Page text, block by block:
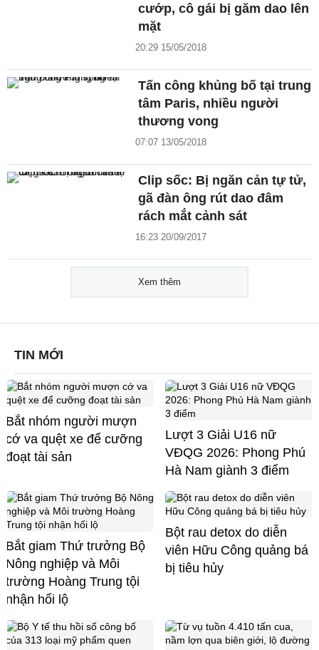
cướp, cô gái bị găm dao lên
mặt
20:29 15/05/2018
Tấn công khủng bố tại trung
tâm Paris, nhiều người
thương vong
07:07 13/05/2018
Clip sốc: Bị ngăn cản tự tử,
gã đàn ông rút dao đâm
rách mắt cảnh sát
16:23 20/09/2017
Xem thêm
TIN MỚI
Bắt nhóm người mượn
cớ va quệt xe để cưỡng
đoạt tài sản
Lượt 3 Giải U16 nữ
VĐQG 2026: Phong Phú
Hà Nam giành 3 điểm
Bắt giam Thứ trưởng Bộ
Nông nghiệp và Môi
trường Hoàng Trung tội
nhận hối lộ
Bột rau detox do diễn
viên Hữu Công quảng bá
bị tiêu hủy